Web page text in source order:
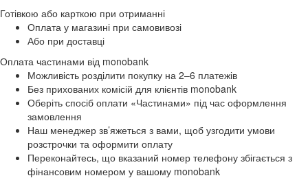
Готівкою або карткою при отриманні
Оплата у магазині при самовивозі
Або при доставці
Оплата частинами від monobank
Можливість розділити покупку на 2–6 платежів
Без прихованих комісій для клієнтів monobank
Оберіть спосіб оплати «Частинами» під час оформлення
замовлення
Наш менеджер зв’яжеться з вами, щоб узгодити умови
розстрочки та оформити оплату
Переконайтесь, що вказаний номер телефону збігається з
фінансовим номером у вашому monobank